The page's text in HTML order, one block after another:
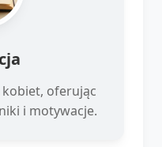
oferując
i motywacje.